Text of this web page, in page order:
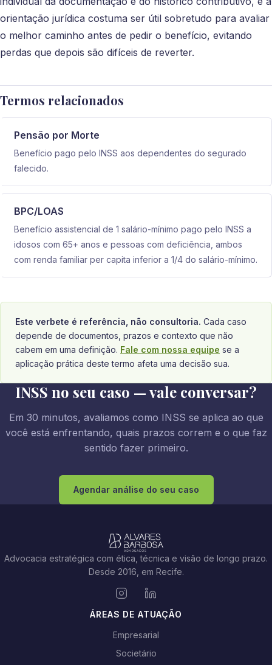
orientação jurídica costuma ser útil sobretudo para avaliar
o melhor caminho antes de pedir o benefício, evitando
perdas que depois são difíceis de reverter.
Termos relacionados
Pensão por Morte
Benefício pago pelo INSS aos dependentes do segurado
falecido.
BPC/LOAS
Benefício assistencial de 1 salário-mínimo pago pelo INSS a
idosos com 65+ anos e pessoas com deficiência, ambos
com renda familiar per capita inferior a 1/4 do salário-mínimo.
Este verbete é referência, não consultoria. Cada caso
depende de documentos, prazos e contexto que não
cabem em uma definição. Fale com nossa equipe se a
aplicação prática deste termo afeta uma decisão sua.
INSS no seu caso — vale conversar?
Em 30 minutos, avaliamos como INSS se aplica ao que
você está enfrentando, quais prazos correm e o que faz
sentido fazer primeiro.
Agendar análise do seu caso
Advocacia estratégica com ética, técnica e visão de longo prazo.
Desde 2016, em Recife.
ÁREAS DE ATUAÇÃO
Empresarial
Societário